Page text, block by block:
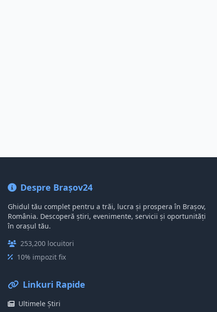
Despre Brașov24
Ghidul tău complet pentru a trăi, lucra și prospera în Brașov,
România. Descoperă știri, evenimente, servicii și oportunități
în orașul tău.
253,200 locuitori
10% impozit fix
Linkuri Rapide
Ultimele Știri